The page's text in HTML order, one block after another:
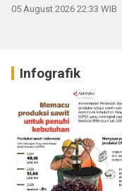
05 August 2026 22:33 WIB
Infografik